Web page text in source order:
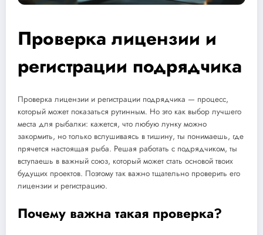
Проверка лицензии и
регистрации подрядчика
Проверка лицензии и регистрации подрядчика — процесс,
который может показаться рутинным. Но это как выбор лучшего
места для рыбалки: кажется, что любую лунку можно
закормить, но только вслушиваясь в тишину, ты понимаешь, где
прячется настоящая рыба. Решая работать с подрядчиком, ты
вступаешь в важный союз, который может стать основой твоих
будущих проектов. Поэтому так важно тщательно проверить его
лицензии и регистрацию.
Почему важна такая проверка?